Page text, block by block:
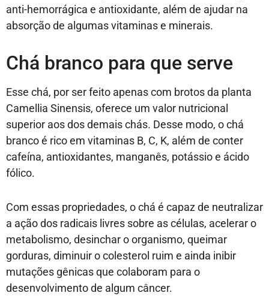
anti-hemorrágica e antioxidante, além de ajudar na
absorção de algumas vitaminas e minerais.
Chá branco para que serve
Esse chá, por ser feito apenas com brotos da planta
Camellia Sinensis, oferece um valor nutricional
superior aos dos demais chás. Desse modo, o chá
branco é rico em vitaminas B, C, K, além de conter
cafeína, antioxidantes, manganês, potássio e ácido
fólico.
Com essas propriedades, o chá é capaz de neutralizar
a ação dos radicais livres sobre as células, acelerar o
metabolismo, desinchar o organismo, queimar
gorduras, diminuir o colesterol ruim e ainda inibir
mutações gênicas que colaboram para o
desenvolvimento de algum câncer.